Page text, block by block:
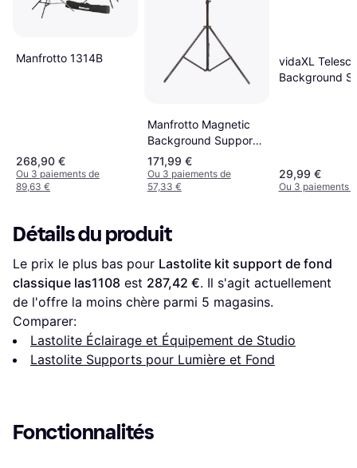
Manfrotto 1314B
268,90 €
Ou 3 paiements de
89,63 €
Manfrotto Magnetic
Background Support
Kit
171,99 €
Ou 3 paiements de
57,33 €
vidaXL
Background
29,99 €
Ou 3 paiements
Détails du produit
Le prix le plus bas pour Lastolite kit support de fond
classique las1108 est 287,42 €. Il s'agit actuellement
de l'offre la moins chère parmi 5 magasins.
Comparer:
Lastolite Éclairage et Équipement de Studio
Lastolite Supports pour Lumière et Fond
Fonctionnalités